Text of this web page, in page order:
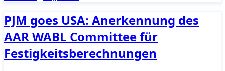
PJM goes USA: Anerkennung des
AAR WABL Committee für
Festigkeitsberechnungen